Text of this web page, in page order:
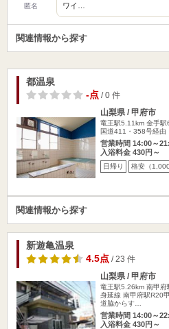
匿名
ワイ…
関連情報から探す
都温泉
-点/ 0 件
山梨県 / 甲府市
竜王駅5.11km 金手駅
国道411・358号経由
営業時間 14:00～
入浴料金 430円～
日帰り 格安（
関連情報から探す
新遊亀温泉
4.5点/ 23 件
山梨県 / 甲府市
竜王駅5.26km 南甲府
身延線 南甲府駅R20
道脇からす…
営業時間 14:00～
入浴料金 430円～